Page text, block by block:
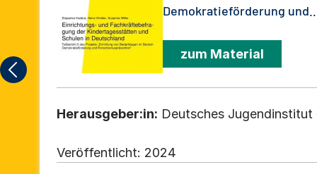
Demokratieförderung und
zum Material
Herausgeber:in: Deutsches Jugendinstitut
Veröffentlicht: 2024